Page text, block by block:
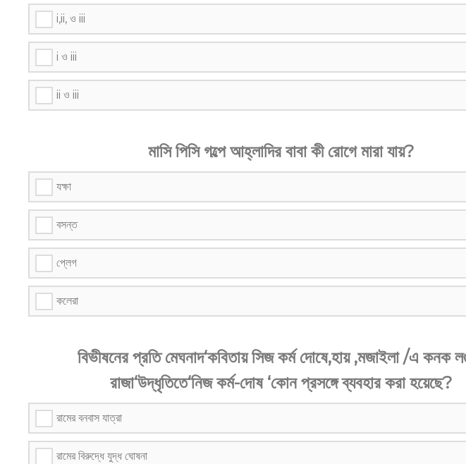
i,ii, ও iii
i ও iii
ii ও iii
মাসি পিসি গল্পে আহ্লাদির বাবা কী রোগে মারা যায়?
যক্ষা
বসন্ত
প্লেগ
কলেরা
বিভীষনের প্রতি মেঘনাদ‘কবিতায় সিজ কর্ম দোষে,হায় ,মজাইলা /এ কনক
রাজা‘উদ্ধৃতিতে‘নিজ কর্ম-দোষ ‘কোন প্রসঙ্গে ব্যবহার করা হয়েছে?
রামের বনবাস যাত্রা
রামের বিরুদ্ধে যুদ্ধ ঘোষনা